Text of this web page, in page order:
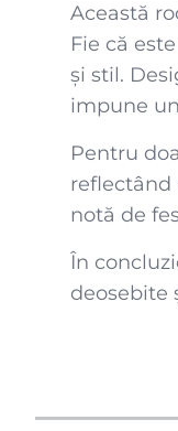
Această
Fie că
și stil.
impune
Pentru
reflectând
notă de
În
deosebite